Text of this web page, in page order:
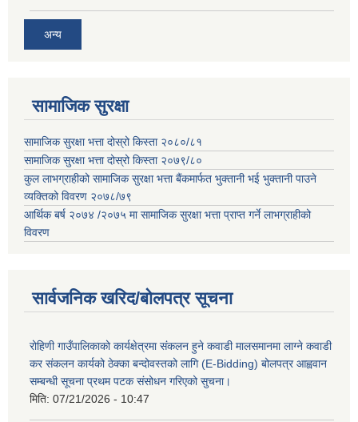
अन्य
सामाजिक सुरक्षा
सामाजिक सुरक्षा भत्ता दोस्रो किस्ता २०८०/८१
सामाजिक सुरक्षा भत्ता दोस्रो किस्ता २०७९/८०
कुल लाभग्राहीको सामाजिक सुरक्षा भत्ता बैंकमार्फत भुक्तानी भई भुक्तानी पाउने
व्यक्तिको विवरण २०७८/७९
आर्थिक बर्ष २०७४ /२०७५ मा सामाजिक सुरक्षा भत्ता प्राप्त गर्ने लाभग्राहीको
विवरण
सार्वजनिक खरिद/बोलपत्र सूचना
रोहिणी गाउँपालिकाको कार्यक्षेत्रमा संकलन हुने कवाडी मालसमानमा लाग्ने कवाडी
कर संकलन कार्यको ठेक्का बन्दोवस्तको लागि (E-Bidding) बोलपत्र आह्ववान
सम्बन्धी सूचना प्रथम पटक संसोधन गरिएको सुचना।
मिति: 07/21/2026 - 10:47